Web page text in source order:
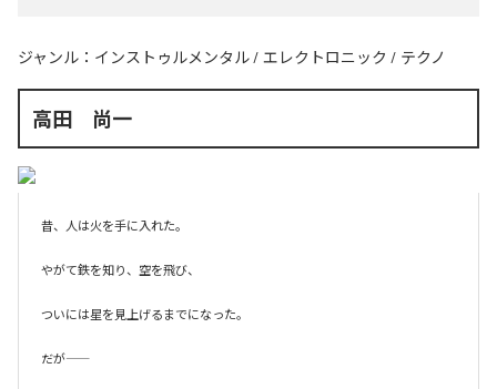
ジャンル： インストゥルメンタル / エレクトロニック / テクノ
高田 尚一
昔、人は火を手に入れた。
やがて鉄を知り、空を飛び、
ついには星を見上げるまでになった。
だが――